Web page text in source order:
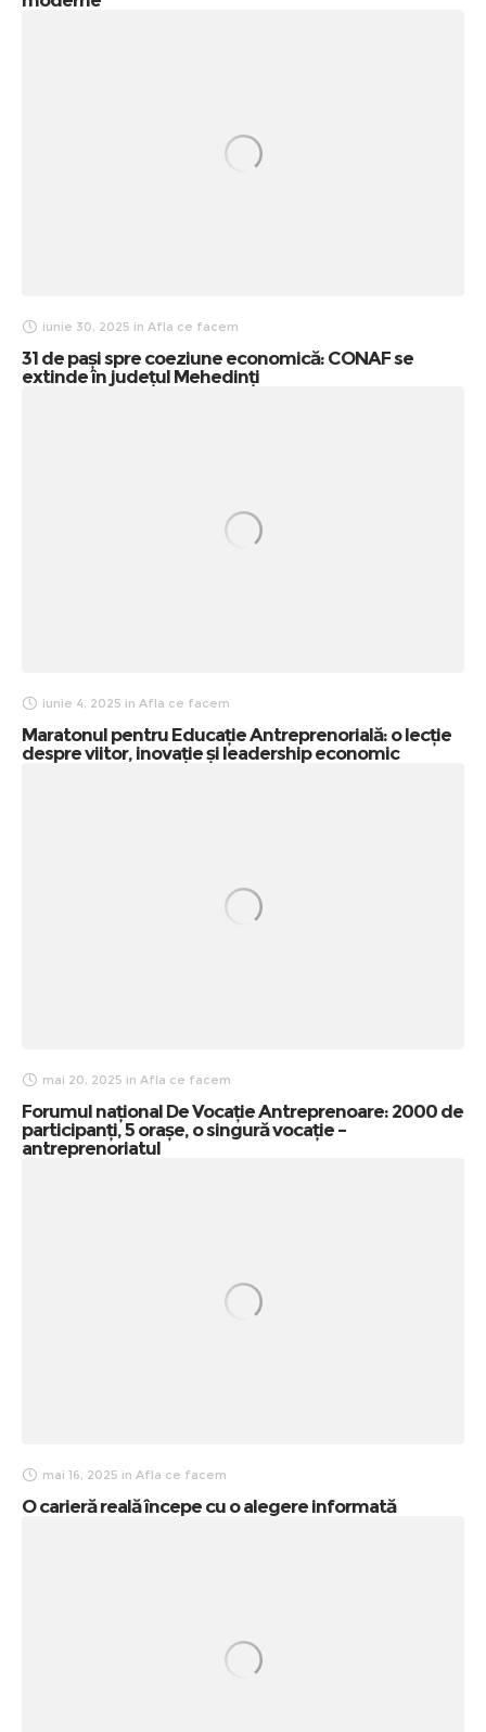
iunie 30, 2025 in Afla ce facem
31 de pași spre coeziune economică: CONAF se
extinde în județul Mehedinți
iunie 4, 2025 in Afla ce facem
Maratonul pentru Educație Antreprenorială: o lecție
despre viitor, inovație și leadership economic
mai 20, 2025 in Afla ce facem
Forumul național De Vocație Antreprenoare: 2000 de
participanți, 5 orașe, o singură vocație –
antreprenoriatul
mai 16, 2025 in Afla ce facem
O carieră reală începe cu o alegere informată